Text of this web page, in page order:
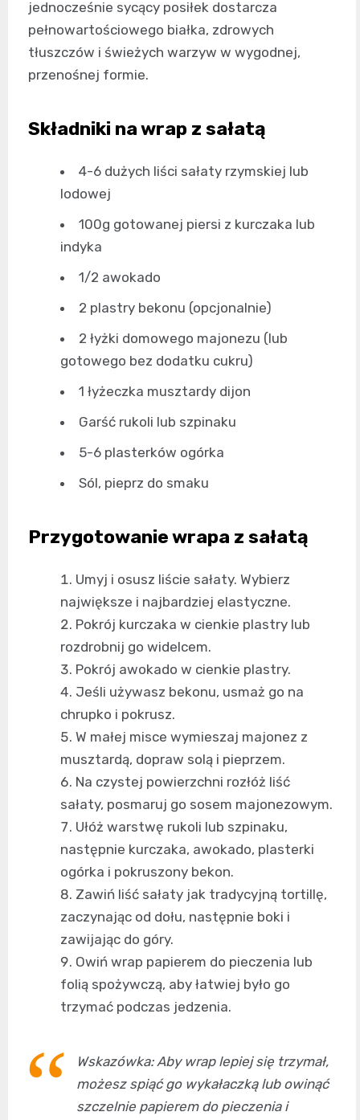
jednocześnie sycący posiłek dostarcza
pełnowartościowego białka, zdrowych
tłuszczów i świeżych warzyw w wygodnej,
przenośnej formie.
Składniki na wrap z sałatą
4-6 dużych liści sałaty rzymskiej lub
lodowej
100g gotowanej piersi z kurczaka lub
indyka
1/2 awokado
2 plastry bekonu (opcjonalnie)
2 łyżki domowego majonezu (lub
gotowego bez dodatku cukru)
1 łyżeczka musztardy dijon
Garść rukoli lub szpinaku
5-6 plasterków ogórka
Sól, pieprz do smaku
Przygotowanie wrapa z sałatą
Umyj i osusz liście sałaty. Wybierz
największe i najbardziej elastyczne.
Pokrój kurczaka w cienkie plastry lub
rozdrobnij go widelcem.
Pokrój awokado w cienkie plastry.
Jeśli używasz bekonu, usmaż go na
chrupko i pokrusz.
W małej misce wymieszaj majonez z
musztardą, dopraw solą i pieprzem.
Na czystej powierzchni rozłóż liść
sałaty, posmaruj go sosem majonezowym.
Ułóż warstwę rukoli lub szpinaku,
następnie kurczaka, awokado, plasterki
ogórka i pokruszony bekon.
Zawiń liść sałaty jak tradycyjną tortillę,
zaczynając od dołu, następnie boki i
zawijając do góry.
Owiń wrap papierem do pieczenia lub
folią spożywczą, aby łatwiej było go
trzymać podczas jedzenia.
Wskazówka: Aby wrap lepiej się trzymał,
możesz spiąć go wykałaczką lub owinąć
szczelnie papierem do pieczenia i